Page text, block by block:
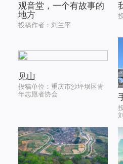
观音堂，一个有故事的
地方
投稿作者：刘兰平
见山
投稿单位：重庆市沙坪坝区青
年志愿者协会